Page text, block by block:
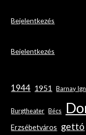
Bejelentkezés
Bejelentkezés
1944 1951 Barnay
Burgtheater Bécs
Erzsébetváros gettó